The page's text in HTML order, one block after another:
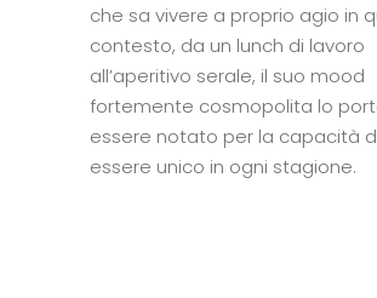
che sa vivere a proprio agio in
contesto, da un lunch di lavoro
all’aperitivo serale, il suo mood
fortemente cosmopolita lo
essere notato per la capacità
essere unico in ogni stagione.